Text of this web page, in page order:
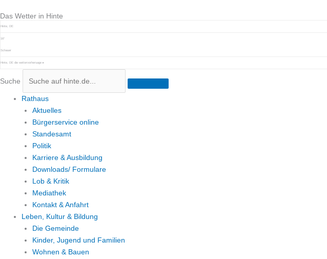
Inhalt
springen
Das Wetter in Hinte
Hinte, DE
16°
Schauer
Hinte, DE die wettervorhersage ▸
Suche
Rathaus
Aktuelles
Bürgerservice online
Standesamt
Politik
Karriere & Ausbildung
Downloads/ Formulare
Lob & Kritik
Mediathek
Kontakt & Anfahrt
Leben, Kultur & Bildung
Die Gemeinde
Kinder, Jugend und Familien
Wohnen & Bauen